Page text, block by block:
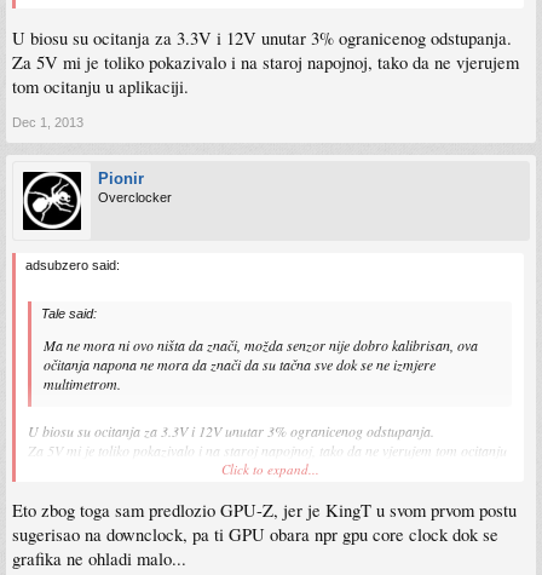
U biosu su ocitanja za 3.3V i 12V unutar 3% ogranicenog odstupanja.
Za 5V mi je toliko pokazivalo i na staroj napojnoj, tako da ne vjerujem
tom ocitanju u aplikaciji.
Dec 1, 2013
Pionir
Overclocker
adsubzero said:
Tale said:
Ma ne mora ni ovo ništa da znači, možda senzor nije dobro kalibrisan, ova
očitanja napona ne mora da znači da su tačna sve dok se ne izmjere
multimetrom.
U biosu su ocitanja za 3.3V i 12V unutar 3% ogranicenog odstupanja.
Za 5V mi je toliko pokazivalo i na staroj napojnoj, tako da ne vjerujem tom ocitanju
Click to expand...
Eto zbog toga sam predlozio GPU-Z, jer je KingT u svom prvom postu
sugerisao na downclock, pa ti GPU obara npr gpu core clock dok se
grafika ne ohladi malo...